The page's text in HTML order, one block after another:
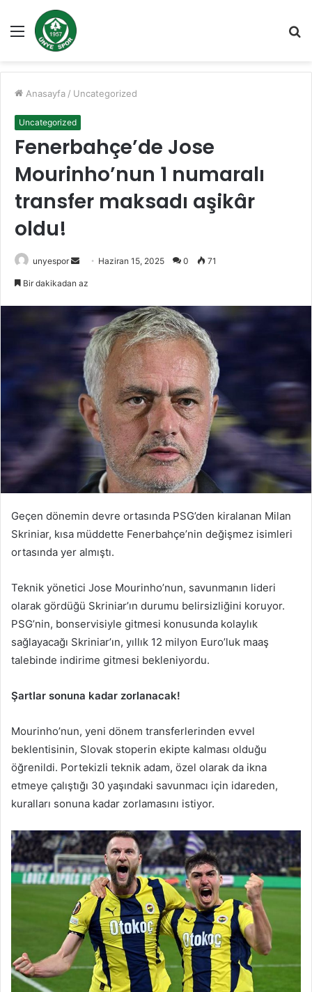
Menü
...
Anasayfa / Uncategorized
Uncategorized
Fenerbahçe’de Jose
Mourinho’nun 1 numaralı
transfer maksadı aşikâr
oldu!
unyespor
Bir
göndermek
Haziran 15, 2025 0 71
Bir dakikadan az
Geçen dönemin devre ortasında PSG’den kiralanan Milan
Skriniar, kısa müddette Fenerbahçe’nin değişmez isimleri
ortasında yer almıştı.
Teknik yönetici Jose Mourinho’nun, savunmanın lideri
olarak gördüğü Skriniar’ın durumu belirsizliğini koruyor.
PSG’nin, bonservisiyle gitmesi konusunda kolaylık
sağlayacağı Skriniar’ın, yıllık 12 milyon Euro’luk maaş
talebinde indirime gitmesi bekleniyordu.
Şartlar sonuna kadar zorlanacak!
Mourinho’nun, yeni dönem transferlerinden evvel
beklentisinin, Slovak stoperin ekipte kalması olduğu
öğrenildi. Portekizli teknik adam, özel olarak da ikna
etmeye çalıştığı 30 yaşındaki savunmacı için idareden,
kuralları sonuna kadar zorlamasını istiyor.